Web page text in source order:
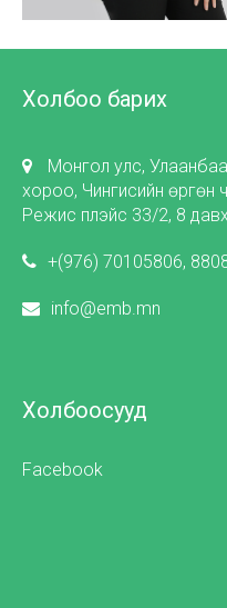
Холбоо барих
Монгол улс,
хороо, Чингисийн өргөн
Режис плэйс 33/2, 8
+(976) 70105806,
info@emb.mn
Холбоосууд
Facebook